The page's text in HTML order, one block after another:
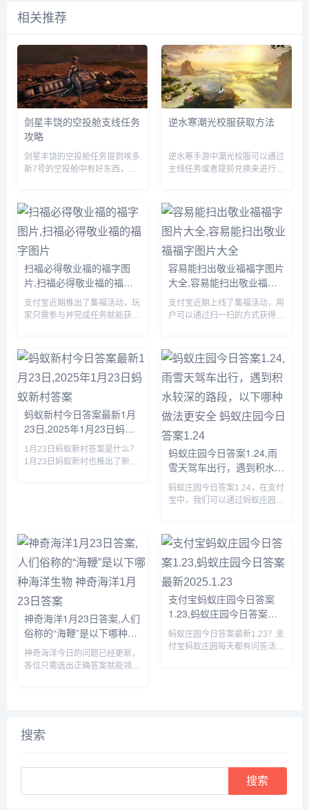
相关推荐
剑星丰饶的空投舱支线任务
攻略
剑星丰饶的空投舱任务提到埃多
斯7号的空投舱中有好东西，先
斯7号找到空投舱，但是等我们
达到的时候里面已经没啥好东西
了。...
逆水寒潮光校服获取方法
逆水寒手游中潮光校服可以通过
主线任务或者提前兑换来进行获
么获得，下面小编就为大家带来
具体的方法，有需要的自行查看
吧。...
扫福必得敬业福的福字图
片,扫福必得敬业福的福字
图片
支付宝近期推出了集福活动，玩
家只需参与并完成任务就能获得
面小编将为大家详细介绍一下，
感兴趣的可以接着往下看。...
容易能扫出敬业福福字图片
大全,容易能扫出敬业福福
字图片大全
支付宝近期上线了集福活动，用
户可以通过扫一扫的方式获得福
小编将为大家详细介绍一下，有
需要的小伙伴赶紧来看看吧。...
蚂蚁新村今日答案最新1月
23日,2025年1月23日蚂蚁
新村答案
1月23日蚂蚁新村答案是什么？
1月23日蚂蚁新村也推出了新的
蚂蚁庄园今日答案1.24,雨
雪天驾车出行，遇到积水较
深的路段，以下哪种做法更
安全 蚂蚁庄园今日答案
蚂蚁庄园今日答案1.24，在支付
宝中，我们可以通过蚂蚁庄园回
鸡，那么蚂蚁庄园今日答案1.24
是什么，下面一起来看看吧。...
神奇海洋1月23日答案,人们
俗称的“海鞭”是以下哪种海
洋生物 神奇海洋1月23日答
案
神奇海洋今日的问题已经更新，
各位只需选出正确答案就能领取
快来看一看吧。...
支付宝蚂蚁庄园今日答案
1.23,蚂蚁庄园今日答案最
新2025.1.23
蚂蚁庄园今日答案最新1.23？支
付宝蚂蚁庄园每天都有问答活
搜索